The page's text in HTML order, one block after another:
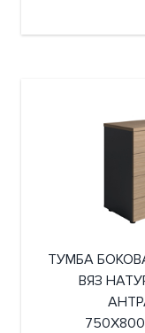
ТУМБА
ВЯЗ